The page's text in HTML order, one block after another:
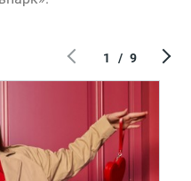
1 / 9